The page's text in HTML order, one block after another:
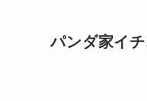
パンダ家イ